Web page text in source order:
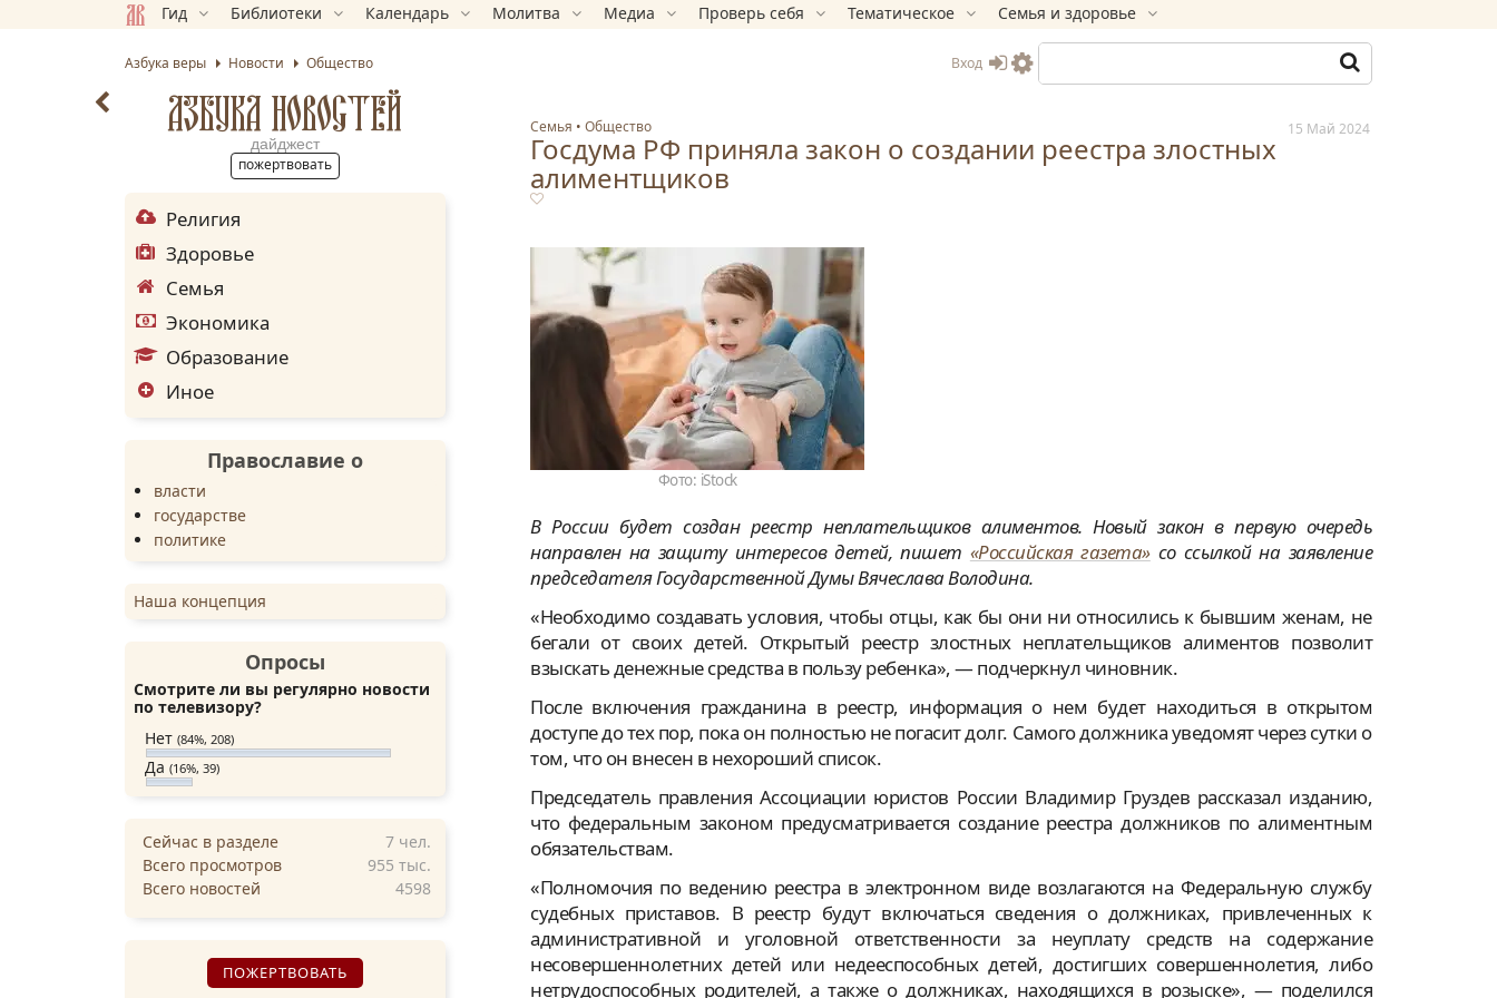
Гид Библиотеки Календарь Молитва Медиа Проверь себя Тематическое Семья и здоровье
Азбука веры Новости Общество Вход
15 Май 2024
Семья Общество
Госдума РФ приняла закон о создании реестра злостных
алиментщиков
Фото: iStock
В России будет создан реестр неплательщиков алиментов. Новый закон в первую очередь
направлен на защиту интересов детей, пишет «Российская газета»со ссылкой на заявление
председателя Государственной Думы Вячеслава Володина.
«Необходимо создавать условия, чтобы отцы, как бы они ни относились к бывшим женам, не
бегали от своих детей. Открытый реестр злостных неплательщиков алиментов позволит
взыскать денежные средства в пользу ребенка», — подчеркнул чиновник.
После включения гражданина в реестр, информация о нем будет находиться в открытом
доступе до тех пор, пока он полностью не погасит долг. Самого должника уведомят через сутки о
том, что он внесен в нехороший список.
Председатель правления Ассоциации юристов России Владимир Груздев рассказал изданию,
что федеральным законом предусматривается создание реестра должников по алиментным
обязательствам.
«Полномочия по ведению реестра в электронном виде возлагаются на Федеральную службу
судебных приставов. В реестр будут включаться сведения о должниках, привлеченных к
административной и уголовной ответственности за неуплату средств на содержание
несовершеннолетних детей или недееспособных детей, достигших совершеннолетия, либо
нетрудоспособных родителей, а также о должниках, находящихся в розыске», — поделился
АЗБУКА НОВОСТЕЙ
дайджест
пожертвовать
Религия
Здоровье
Семья
Экономика
Образование
Иное
Православие о
власти
государстве
политике
Наша концепция
Опросы
Смотрите ли вы регулярно новости
по телевизору?
Нет (84%, 208)
Да (16%, 39)
Сейчас в разделе 7 чел.
Всего просмотров
955 тыс.
Всего новостей
4598
ПОЖЕРТВОВАТЬ